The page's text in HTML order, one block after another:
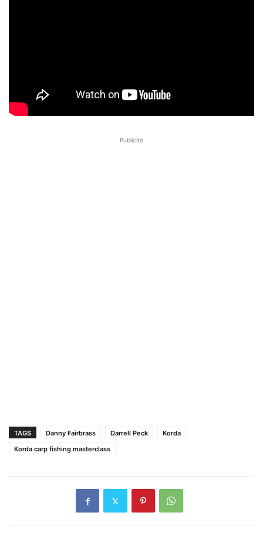
Publicité
TAGS Danny Fairbrass Darrell Peck
Korda
Korda carp fishing masterclass